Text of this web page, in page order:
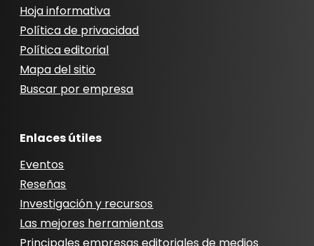
Hoja informativa
Política de privacidad
Política editorial
Mapa del sitio
Buscar por empresa
Enlaces útiles
Eventos
Reseñas
Investigación y recursos
Las mejores herramientas